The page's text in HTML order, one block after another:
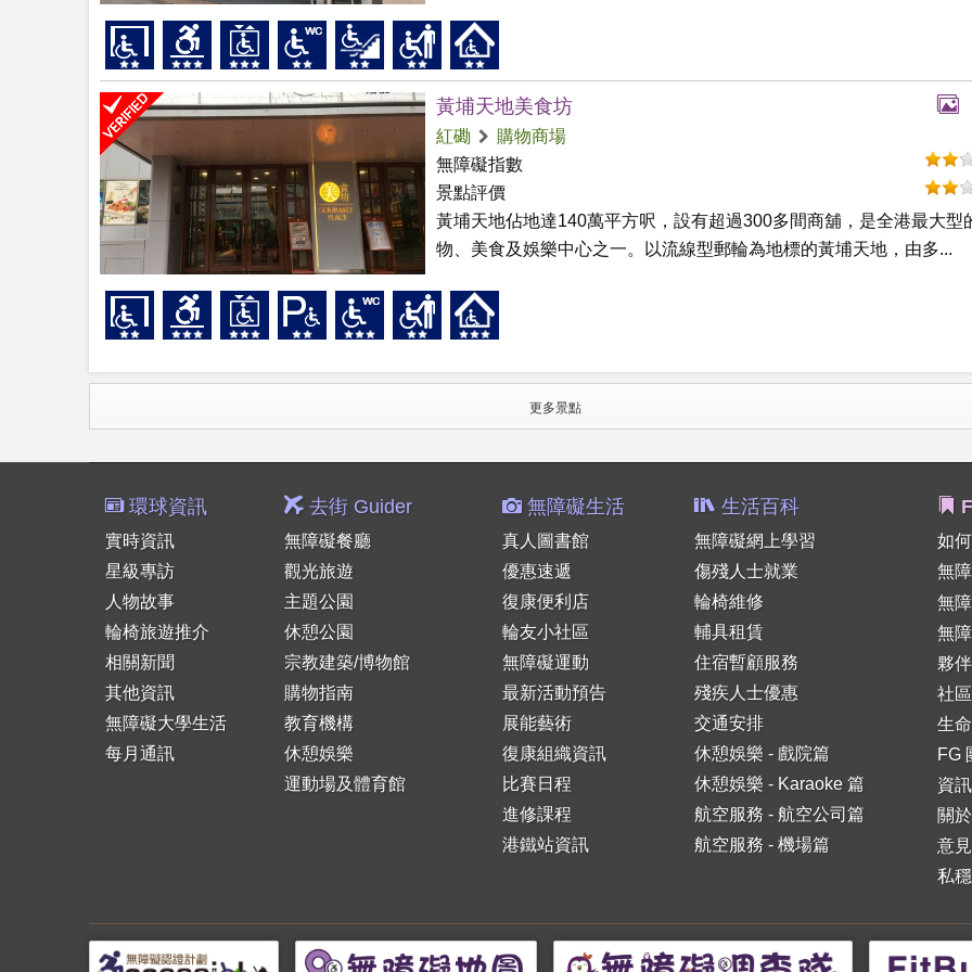
黃埔天地美食坊
紅磡
購物商場
無障礙指數
景點評價
黃埔天地佔地達140萬平方呎，設有超過300多間商舖，是全港最大型
物、美食及娛樂中心之一。以流線型郵輪為地標的黃埔天地，由多...
更多景點
環球資訊
實時資訊
星級專訪
人物故事
輪椅旅遊推介
相關新聞
其他資訊
無障礙大學生活
每月通訊
去街 Guider
無障礙餐廳
觀光旅遊
主題公園
休憩公園
宗教建築/博物館
購物指南
教育機構
休憩娛樂
運動場及體育館
無障礙生活
真人圖書館
優惠速遞
復康便利店
輪友小社區
無障礙運動
最新活動預告
展能藝術
復康組織資訊
比賽日程
進修課程
港鐵站資訊
生活百科
無障礙網上學習
傷殘人士就業
輪椅維修
輔具租賃
住宿暫顧服務
殘疾人士優惠
交通安排
休憩娛樂 - 戲院篇
休憩娛樂 - Karaoke 篇
航空服務 - 航空公司篇
航空服務 - 機場篇
如
無
無
無
夥
社
生
FG
資
關
意
私